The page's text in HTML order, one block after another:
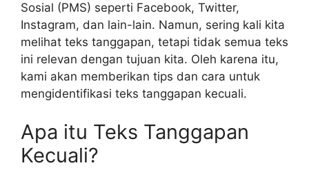
Sosial (PMS) seperti Facebook, Twitter,
Instagram, dan lain-lain. Namun, sering kali kita
melihat teks tanggapan, tetapi tidak semua teks
ini relevan dengan tujuan kita. Oleh karena itu,
kami akan memberikan tips dan cara untuk
mengidentifikasi teks tanggapan kecuali.
Apa itu Teks Tanggapan
Kecuali?